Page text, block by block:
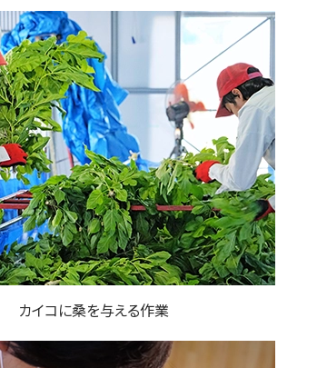
カイコに桑を与える作業